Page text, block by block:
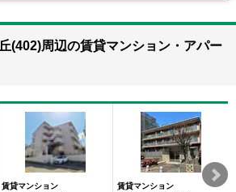
(402)周辺の賃貸マンション・アパー
賃貸マンション
賃貸マンション